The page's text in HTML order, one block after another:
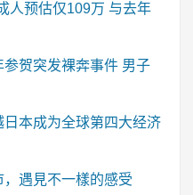
人预估仅109万 与去年
参贺突发裸奔事件 男子
日本成为全球第四大经济
遇見不一樣的感受